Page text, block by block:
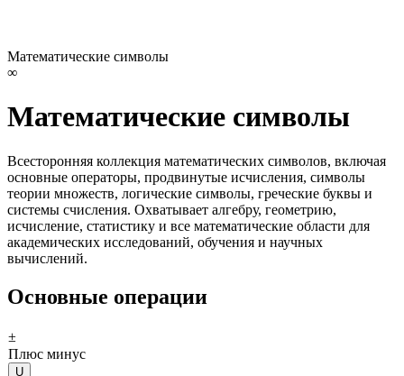
Математические символы
∞
Математические символы
Всесторонняя коллекция математических символов, включая
основные операторы, продвинутые исчисления, символы
теории множеств, логические символы, греческие буквы и
системы счисления. Охватывает алгебру, геометрию,
исчисление, статистику и все математические области для
академических исследований, обучения и научных
вычислений.
Основные операции
±
Плюс минус
U